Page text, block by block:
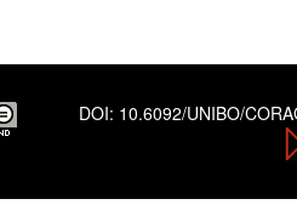
DOI: 10.6092/UNIBO/